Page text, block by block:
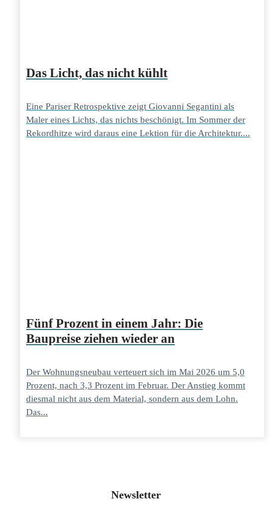
Das Licht, das nicht kühlt
Eine Pariser Retrospektive zeigt Giovanni Segantini als
Maler eines Lichts, das nichts beschönigt. Im Sommer der
Rekordhitze wird daraus eine Lektion für die Architektur....
Fünf Prozent in einem Jahr: Die
Baupreise ziehen wieder an
Der Wohnungsneubau verteuert sich im Mai 2026 um 5,0
Prozent, nach 3,3 Prozent im Februar. Der Anstieg kommt
diesmal nicht aus dem Material, sondern aus dem Lohn.
Das...
Newsletter